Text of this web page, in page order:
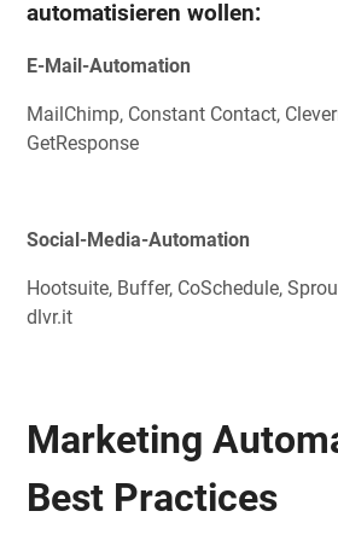
automatisieren wollen:
E-Mail-Automation
MailChimp, Constant Contact,
GetResponse
Social-Media-Automation
Hootsuite, Buffer, CoSchedule,
dlvr.it
Marketing
Best Practices